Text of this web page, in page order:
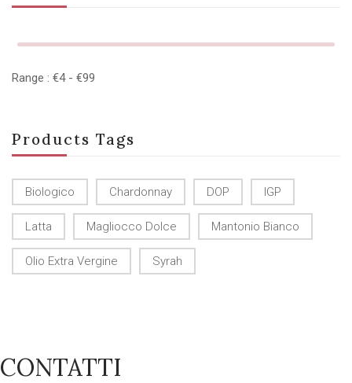
Range : €4 - €99
Products Tags
Biologico Chardonnay DOP IGP
Latta Magliocco Dolce Mantonio Bianco
Olio Extra Vergine Syrah
CONTATTI